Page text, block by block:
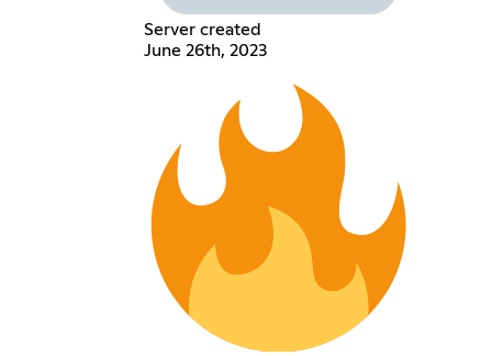
Server created
June 26th, 2023